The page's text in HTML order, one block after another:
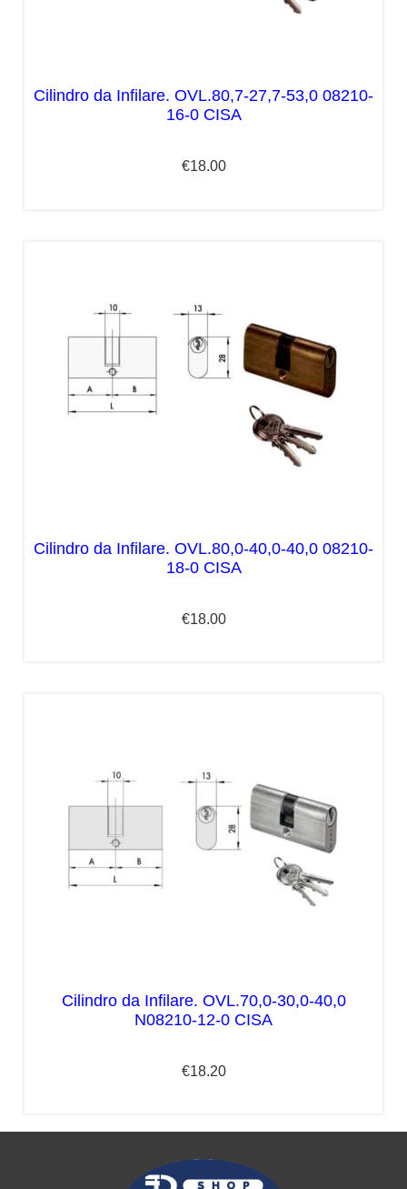
Cilindro da Infilare. OVL.80,7-27,7-53,0 08210-
16-0 CISA
€18.00
Cilindro da Infilare. OVL.80,0-40,0-40,0 08210-
18-0 CISA
€18.00
Cilindro da Infilare. OVL.70,0-30,0-40,0
N08210-12-0 CISA
€18.20